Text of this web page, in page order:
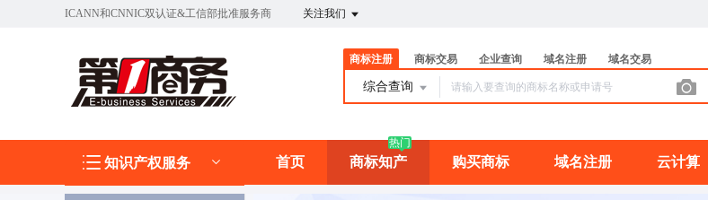
ICANN和CNNIC双认证&工信部批准服务商 关注我们
商标注册 商标交易 企业查询 域名注册 域名交易
综合查询
知识产权服务 首页 商标知产
热门
购买商标 域名注册 云计算